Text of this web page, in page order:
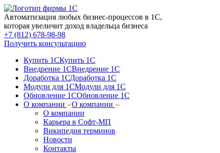
Автоматизация любых бизнес-процессов в 1С,
которая увеличит доход владельца бизнеса
+7 (812) 678-98-98
Получить консультацию
Купить 1СКупить 1С
Внедрение 1СВнедрение 1С
Доработка 1СДоработка 1С
Модули для 1СМодули для 1С
Обновление 1СОбновление 1С
О компании
О компании
О компании
Карьера в Софт-МП
Википедия терминов
Новости
Контакты